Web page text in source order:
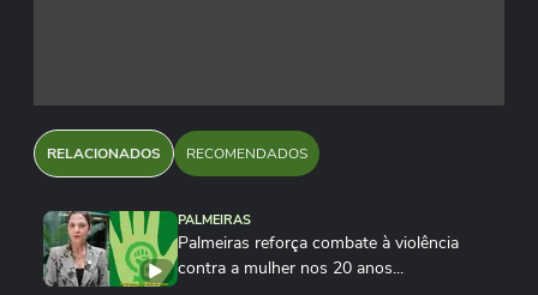
RELACIONADOS RECOMENDADOS
PALMEIRAS
Palmeiras reforça combate à violência
contra a mulher nos 20 anos...